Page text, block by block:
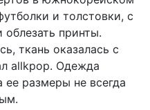
и толстовки, с
облезать принты.
ткань оказалась с
allkpop. Одежда
ее размеры не всегда